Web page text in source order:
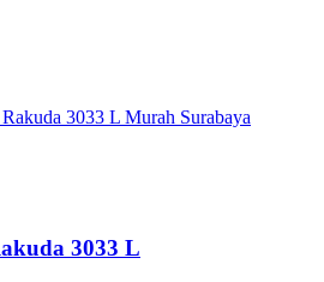
3033 L